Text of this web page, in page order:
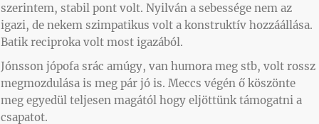
szerintem, stabil pont volt. Nyilván a sebessége nem az
igazi, de nekem szimpatikus volt a konstruktív hozzáállása.
Batik reciproka volt most igazából.
Jónsson jópofa srác amúgy, van humora meg stb, volt rossz
megmozdulása is meg pár jó is. Meccs végén ő köszönte
meg egyedül teljesen magától hogy eljöttünk támogatni a
csapatot.